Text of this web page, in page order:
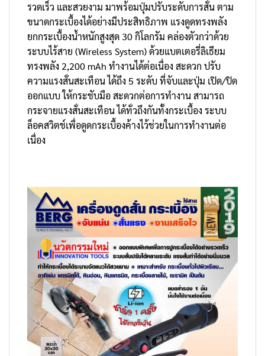
รวดเร็ว และสวยงาม มาพร้อมปุ่มปรับระดับการสั่น ตาม
ขนาดกระเบื้องได้อย่างมีประสิทธิภาพ แรงดูดทรงพลัง
ยกกระเบื้องน้ำหนักสูงสุด 30 กิโลกรัม คล่องตัวกว่าด้วย
ระบบไร้สาย (Wireless System) ด้วยแบตเตอรี่ลิเธียม
ทรงพลัง 2,200 mAh ทำงานได้ต่อเนื่อง สะดวก ปรับ
ความแรงสั่นสะเทือน ได้ถึง 5 ระดับ ที่จับและปุ่ม เปิด/ปิด
ออกแบบ ให้กระชับมือ สะดวกต่อการทำงาน สามารถ
กระจายแรงสั่นสะเทือน ได้ทั่วถึงกันทั้งกระเบื้อง ระบบ
ล็อคสวิตช์เพื่อดูดกระเบื้องค้างไว้ช่วยในการทำงานต่อ
เนื่อง